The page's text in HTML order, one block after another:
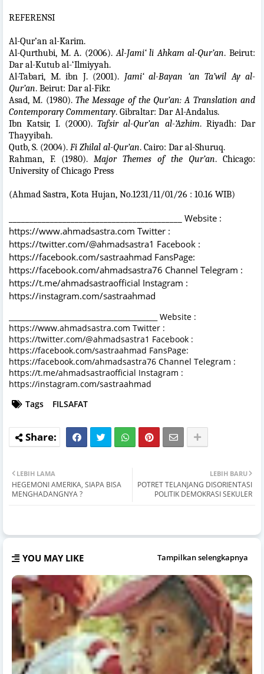
REFERENSI
Al-Qur’an al-Karim.
Al-Qurthubi, M. A. (2006).Al-Jami‘ li Ahkam al-Qur’an. Beirut:
Dar al-Kutub al-‘Ilmiyyah.
Al-Tabari, M. ibn J. (2001). Jami‘ al-Bayan ‘an Ta’wil Ay al-
Qur’an. Beirut: Dar al-Fikr.
Asad, M. (1980). The Message of the Qur’an: A Translation and
Contemporary Commentary. Gibraltar: Dar Al-Andalus.
Ibn Katsir, I. (2000). Tafsir al-Qur’an al-‘Azhim. Riyadh: Dar
Thayyibah.
Qutb, S. (2004). Fi Zhilal al-Qur’an. Cairo: Dar al-Shuruq.
Rahman, F. (1980). Major Themes of the Qur’an. Chicago:
University of Chicago Press
(Ahmad Sastra, Kota Hujan, No.1231/11/01/26 : 10.16 WIB)
__________________________________________ Website :
https://www.ahmadsastra.com Twitter :
https://twitter.com/@ahmadsastra1 Facebook :
https://facebook.com/sastraahmad FansPage:
https://facebook.com/ahmadsastra76 Channel Telegram :
https://t.me/ahmadsastraofficial Instagram :
https://instagram.com/sastraahmad
__________________________________________ Website :
https://www.ahmadsastra.com Twitter :
https://twitter.com/@ahmadsastra1 Facebook :
https://facebook.com/sastraahmad FansPage:
https://facebook.com/ahmadsastra76 Channel Telegram :
https://t.me/ahmadsastraofficial Instagram :
https://instagram.com/sastraahmad
Tags
FILSAFAT
LEBIH BARU
POTRET TELANJANG DISORIENTASI
POLITIK DEMOKRASI SEKULER
LEBIH LAMA
HEGEMONI AMERIKA, SIAPA BISA
MENGHADANGNYA ?
YOU MAY LIKE Tampilkan selengkapnya